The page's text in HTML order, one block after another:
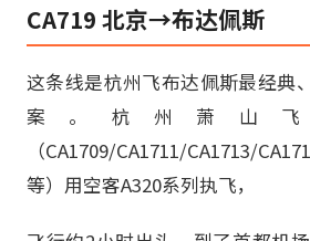
CA719 北京→布达佩斯
这条线是杭州飞布达佩斯最经典
案。杭州萧山
（CA1709/CA1711/CA1713/
等）用空客A320系列执飞，